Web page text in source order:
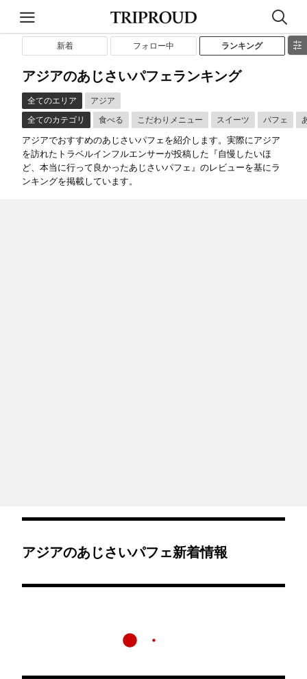
新着 フォロー中 ランキング
アジアのあじさいパフェランキング
全てのエリア
アジア
全てのカテゴリ
食べる こだわりメニュー スイーツ パフェ
アジアでおすすめのあじさいパフェを紹介します。実際にアジア
を訪れたトラベルインフルエンサーが投稿した『自慢したいほ
ど、本当に行って良かったあじさいパフェ』のレビューを基にラ
ンキングを掲載しています。
アジアのあじさいパフェ新着情報